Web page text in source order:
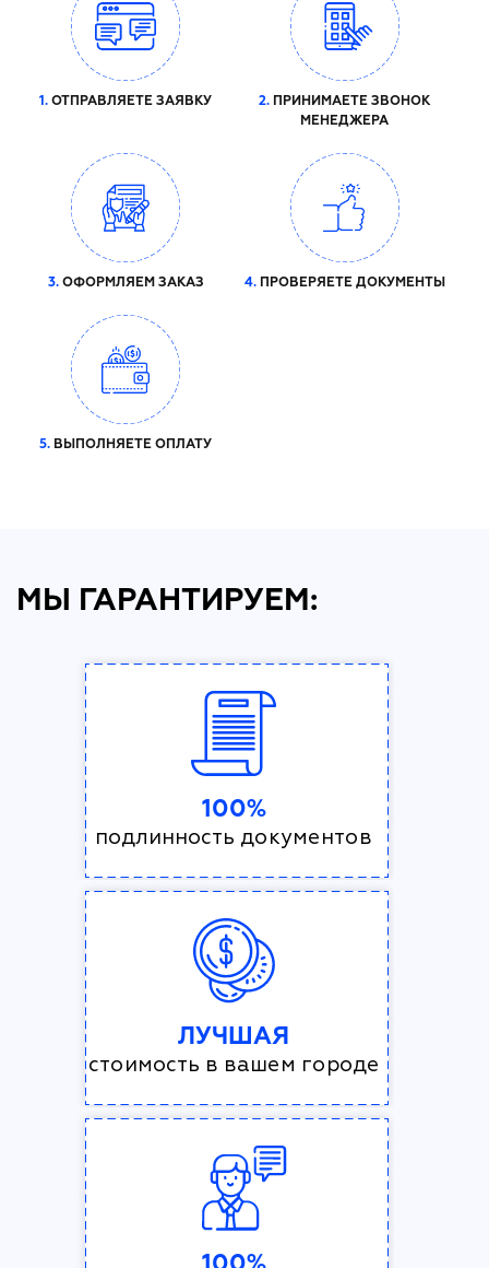
1. ОТПРАВЛЯЕТЕ ЗАЯВКУ 2. ПРИНИМАЕТЕ ЗВОНОК
МЕНЕДЖЕРА
3.ОФОРМЛЯЕМ ЗАКАЗ 4.ПРОВЕРЯЕТЕ ДОКУМЕНТЫ
5. ВЫПОЛНЯЕТЕ ОПЛАТУ
МЫ ГАРАНТИРУЕМ:
100%
подлинность документов
ЛУЧШАЯ
стоимость в вашем городе